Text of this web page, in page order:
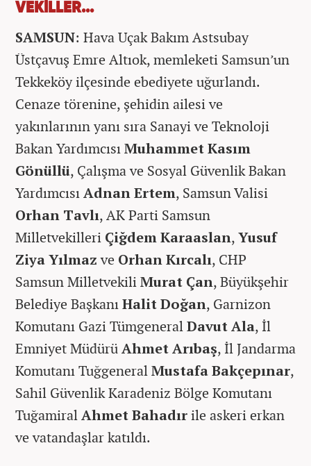
VEKİLLER...
SAMSUN: Hava Uçak Bakım Astsubay
Üstçavuş Emre Altıok, memleketi Samsun’un
Tekkeköy ilçesinde ebediyete uğurlandı.
Cenaze törenine, şehidin ailesi ve
yakınlarının yanı sıra Sanayi ve Teknoloji
Bakan YardımcısıMuhammet Kasım
Gönüllü, Çalışma ve Sosyal Güvenlik Bakan
YardımcısıAdnan Ertem, Samsun Valisi
Orhan Tavlı, AK Parti Samsun
Milletvekilleri Çiğdem Karaaslan,Yusuf
Ziya Yılmazve Orhan Kırcalı, CHP
Samsun MilletvekiliMurat Çan, Büyükşehir
Belediye BaşkanıHalit Doğan, Garnizon
Komutanı Gazi TümgeneralDavut Ala, İl
Emniyet MüdürüAhmet Arıbaş, İl Jandarma
Komutanı TuğgeneralMustafa Bakçepınar,
Sahil Güvenlik Karadeniz Bölge Komutanı
TuğamiralAhmet Bahadırile askeri erkan
ve vatandaşlar katıldı.